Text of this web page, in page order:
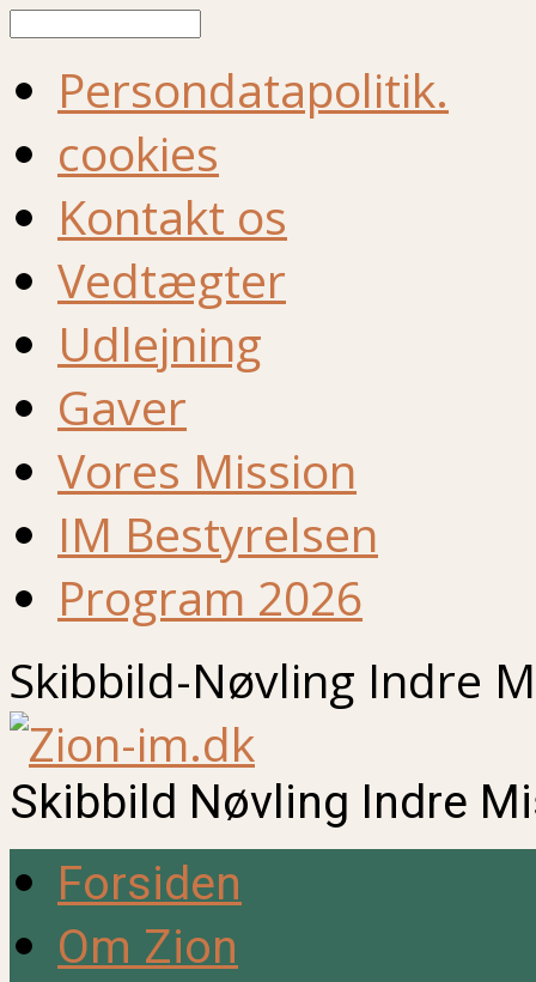
Persondatapolitik.
cookies
Kontakt os
Vedtægter
Udlejning
Gaver
Vores Mission
IM Bestyrelsen
Program 2026
Skibbild-Nøvling Indre
Skibbild Nøvling Indre
Forsiden
Om Zion